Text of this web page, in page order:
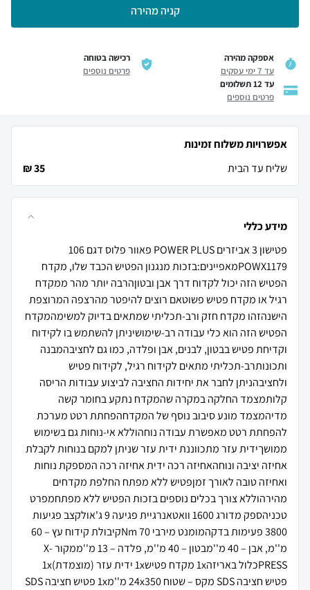
קניה מהירה
אספקה מהירה
עד 7 ימי עסקים
רכישה בטוחה
פרטים נוספים
עד 12 תשלומים
פרטים נוספים
אפשרויות משלוח זמינות
שליח עד הבית
35 ₪
מידע כללי
פטישון 3 אביזרים POWER PLUS פאוור פלוס דגם 106
POWX1179מאפיינים:בזכות מנגנון הפטיש הכבד שלו, מקדח
הפטיש הזה יכול לקדוח דרך אבן ובטוןהרבה יותר מהר ממקדח
רגיל או מקדח פטיש פשוטאם רוצים להיפטר מהרצפה המרוצפת
הישנהזהו מקדח חזק ורב-תכליתי שמתאים בדיוק למשימהמקדח
הפטיש הזה הוא כלי עבודה רב-שימושיניתן להשתמש בו לקידוח
וקדיחת פטיש בבטון, לבנים, אבן ופלדה, כמו גם לחציבהמבנה
ותכונותרב-תכליתי מתאים לקידוח רגיל, לקידוח פטיש
ולחציבהניתן לחבר את יחידות החציבה לביצוע עבודות הריסה
קלותמצמד החלקה במקרה שהמקדח נתקע בחומר קשה
מדיהמצמד מונע סיבוב נוסף של המקדחהפחתת רטט מערכת
להפחתת רטט מאפשרת עבודה נוחהוללא אי-נוחות גם בשימוש
ממושךידית עזר מתכווננת ידית עזר שניתן למקם בנוחות לקבלת
אחיזה יציבה ונוחהאחיזה רכה ידית אחיזה רכה המספקת נוחות
ואחיזה טובה לאורך זמןפטיש ללא מפתח החלפת מקדחים
מהירהוללא צורך בכלים נוספים בזכות הפטיש ללא מפתחמפרט
טכניהספק מדורג 1600 וואטאנרגיית פגיעה 9 ג'אולקצב פגיעות
3800 פעימות בדקהמומנט מירבי 70 Nmקיבולת קידוח עץ – 60
מ''מ, אבן – 40 מ''מבטון – 40 מ''מ, פלדה – 13 מ''ממקור X-
PRESSכלול באריזה1x מקדח פטיש1x ידית עזר (מוצמדת)1x
פטיש חציבה SDS מקס – שטוח 24x350 מ''מ1x פטיש חציבה SDS